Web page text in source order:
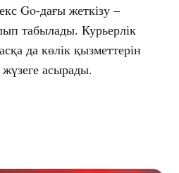
Go-дағы жеткізу –
табылады. Курьерлік
да көлік қызметтерін
жүзеге асырады.